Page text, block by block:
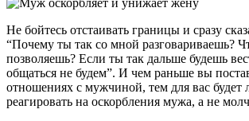
Не бойтесь отстаивать границы и сразу
“Почему ты так со мной разговариваешь?
позволяешь? Если ты так дальше будешь
общаться не будем”. И чем раньше вы
отношениях с мужчиной, тем для вас
реагировать на оскорбления мужа, а не